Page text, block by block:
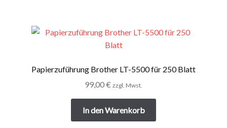
Papierzuführung Brother LT-5500 für 250 Blatt
99,00€ zzgl. Mwst.
In den Warenkorb